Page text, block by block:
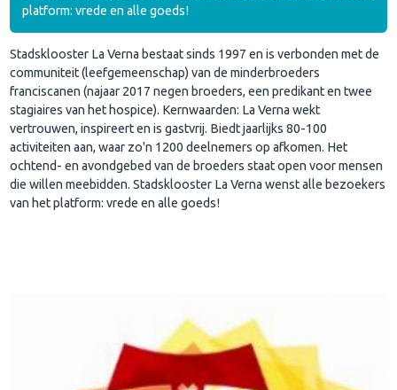
platform: vrede en alle goeds!
Stadsklooster La Verna bestaat sinds 1997 en is verbonden met de
communiteit (leefgemeenschap) van de minderbroeders
franciscanen (najaar 2017 negen broeders, een predikant en twee
stagiaires van het hospice). Kernwaarden: La Verna wekt
vertrouwen, inspireert en is gastvrij. Biedt jaarlijks 80-100
activiteiten aan, waar zo'n 1200 deelnemers op afkomen. Het
ochtend- en avondgebed van de broeders staat open voor mensen
die willen meebidden. Stadsklooster La Verna wenst alle bezoekers
van het platform: vrede en alle goeds!